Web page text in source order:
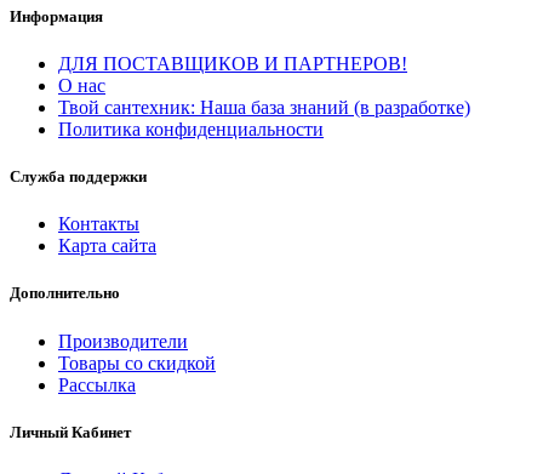
Информация
ДЛЯ ПОСТАВЩИКОВ И ПАРТНЕРОВ!
О нас
Твой сантехник: Наша база знаний (в разработке)
Политика конфиденциальности
Служба поддержки
Контакты
Карта сайта
Дополнительно
Производители
Товары со скидкой
Рассылка
Личный Кабинет